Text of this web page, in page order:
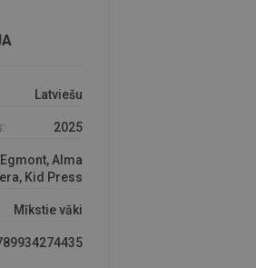
Latviešu
2025
Egmont, Alma
Kid Press
Mīkstie vāki